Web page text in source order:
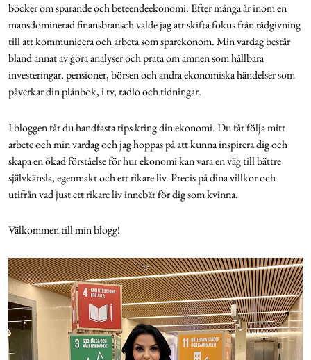
Intervjuer
Livsberättelser
Privatekonomi
Hälsa
Femina TV
Kontakt
Om Femina
Nyhetsbrev
böcker om sparande och beteendeekonomi. Efter många år inom en
mansdominerad finansbransch valde jag att skifta fokus från rådgivning
till att kommunicera och arbeta som sparekonom. Min vardag består
bland annat av göra analyser och prata om ämnen som hållbara
investeringar, pensioner, börsen och andra ekonomiska händelser som
påverkar din plånbok, i tv, radio och tidningar.
I bloggen får du handfasta tips kring din ekonomi. Du får följa mitt
arbete och min vardag och jag hoppas på att kunna inspirera dig och
skapa en ökad förståelse för hur ekonomi kan vara en väg till bättre
självkänsla, egenmakt och ett rikare liv. Precis på dina villkor och
utifrån vad just ett rikare liv innebär för dig som kvinna.
Välkommen till min blogg!